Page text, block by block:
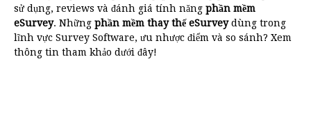
sử dụng, reviews và đánh giá tính năng phần mềm
eSurvey. Những phần mềm thay thế eSurveydùng trong
lĩnh vực Survey Software, ưu nhược điểm và so sánh? Xem
thông tin tham khảo dưới đây!